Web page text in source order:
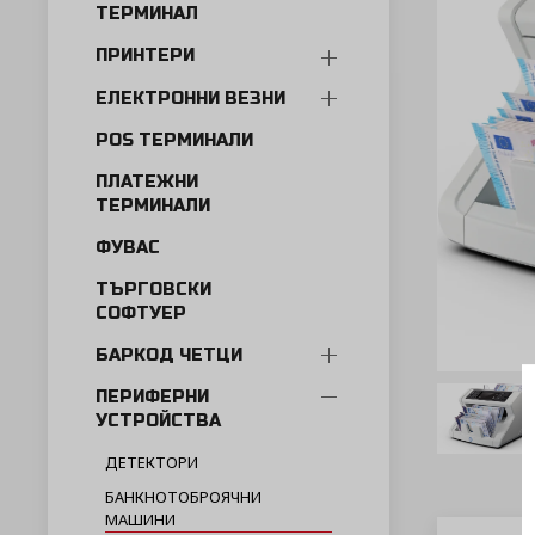
ТЕРМИНАЛ
ПРИНТЕРИ
ЕЛЕКТРОННИ ВЕЗНИ
POS ТЕРМИНАЛИ
ПЛАТЕЖНИ
ТЕРМИНАЛИ
ФУВАС
ТЪРГОВСКИ
СОФТУЕР
БАРКОД ЧЕТЦИ
ПЕРИФЕРНИ
УСТРОЙСТВА
ДЕТЕКТОРИ
БАНКНОТОБРОЯЧНИ
МАШИНИ